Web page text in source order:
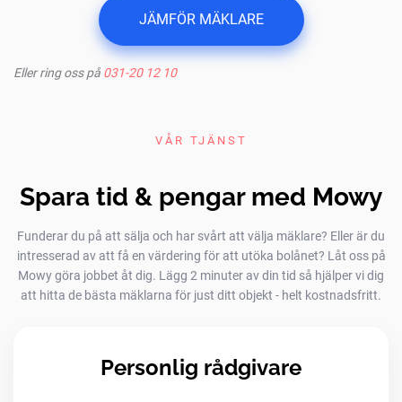
JÄMFÖR MÄKLARE
Eller ring oss på 031-20 12 10
VÅR TJÄNST
Spara tid & pengar med Mowy
Funderar du på att sälja och har svårt att välja mäklare? Eller är du
intresserad av att få en värdering för att utöka bolånet? Låt oss på
Mowy göra jobbet åt dig. Lägg 2 minuter av din tid så hjälper vi dig
att hitta de bästa mäklarna för just ditt objekt - helt kostnadsfritt.
Personlig rådgivare